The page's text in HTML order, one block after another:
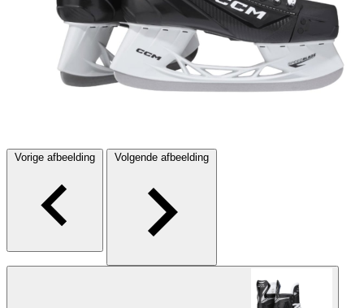
Vorige afbeelding Volgende afbeelding